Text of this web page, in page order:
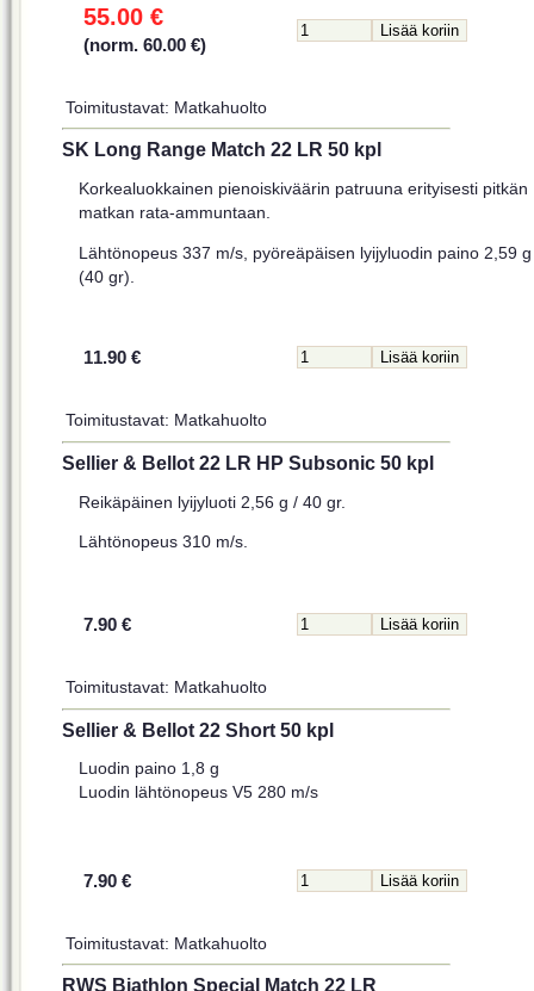
55.00 €
(norm. 60.00 €)
Toimitustavat: Matkahuolto
SK Long Range Match 22 LR 50 kpl
Korkealuokkainen pienoiskiväärin patruuna erityisesti pitkän
matkan rata-ammuntaan.
Lähtönopeus 337 m/s, pyöreäpäisen lyijyluodin paino 2,59 g
(40 gr).
11.90 €
Toimitustavat: Matkahuolto
Sellier & Bellot 22 LR HP Subsonic 50 kpl
Reikäpäinen lyijyluoti 2,56 g / 40 gr.
Lähtönopeus 310 m/s.
7.90 €
Toimitustavat: Matkahuolto
Sellier & Bellot 22 Short 50 kpl
Luodin paino 1,8 g
Luodin lähtönopeus V5 280 m/s
7.90 €
Toimitustavat: Matkahuolto
RWS Biathlon Special Match 22 LR